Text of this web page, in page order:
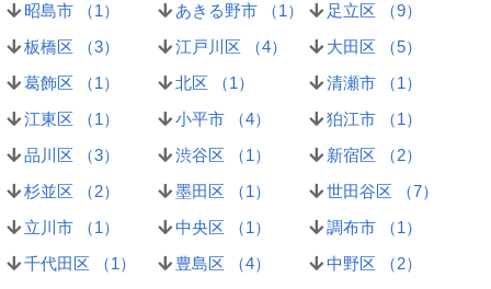
昭島市 （1） あきる野市 （1） 足立区 （9）
板橋区 （3） 江戸川区 （4） 大田区 （5）
葛飾区 （1） 北区 （1） 清瀬市 （1）
江東区 （1） 小平市 （4） 狛江市 （1）
品川区 （3） 渋谷区 （1） 新宿区 （2）
杉並区 （2） 墨田区 （1） 世田谷区 （7）
立川市 （1） 中央区 （1） 調布市 （1）
千代田区 （1） 豊島区 （4） 中野区 （2）